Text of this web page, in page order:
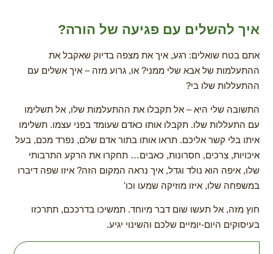
איך להשלים עם פגיעה של הורה?
אתם בטח שואלים: רגע, איך את מצפה בדיוק שאקבל את
ההתעלמות של אבא שלי ממני? או, גרוע מזה – איך אשלים עם
ההתעללות שלו בי?
התשובה שלי היא – אל תקבלו את ההתעלמות שלו, אל תשלימו
עם התעללות שלו. תקבלו אותו כאדם שעומד בפני עצמו. תשלימו
איתו בלי קשר אליכם. תראו אותו בתור אדם שלם, נפרד מכם, בעל
איכויות, צרכים, חסרונות, כאבים… תחקרו את הרקע התרבותי
שלו, איפה הוא נולד וגדל, איך נראה המקום הזה? איזו שפה דיברו
במשפחה שלו, איזו מוזיקה שמעו וכו'
חוץ מזה, אל תעשו שום דבר מיוחד. תמשיכו בדרככם, תתרכזו
בעיסוקים היום-יומיים שלכם והשינוי יגיע.